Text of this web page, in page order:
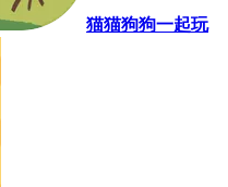
猫猫狗狗一起玩